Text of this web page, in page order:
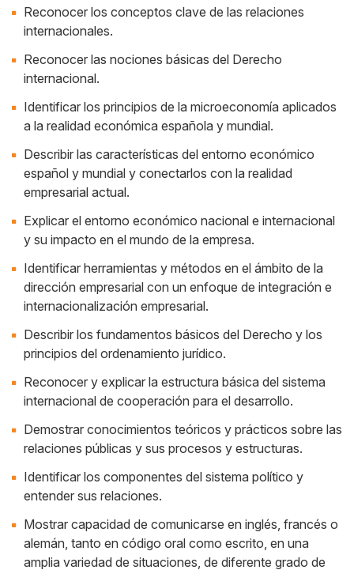
Reconocer los conceptos clave de las relaciones
internacionales.
Reconocer las nociones básicas del Derecho
internacional.
Identificar los principios de la microeconomía aplicados
a la realidad económica española y mundial.
Describir las características del entorno económico
español y mundial y conectarlos con la realidad
empresarial actual.
Explicar el entorno económico nacional e internacional
y su impacto en el mundo de la empresa.
Identificar herramientas y métodos en el ámbito de la
dirección empresarial con un enfoque de integración e
internacionalización empresarial.
Describir los fundamentos básicos del Derecho y los
principios del ordenamiento jurídico.
Reconocer y explicar la estructura básica del sistema
internacional de cooperación para el desarrollo.
Demostrar conocimientos teóricos y prácticos sobre las
relaciones públicas y sus procesos y estructuras.
Identificar los componentes del sistema político y
entender sus relaciones.
Mostrar capacidad de comunicarse en inglés, francés o
alemán, tanto en código oral como escrito, en una
amplia variedad de situaciones, de diferente grado de